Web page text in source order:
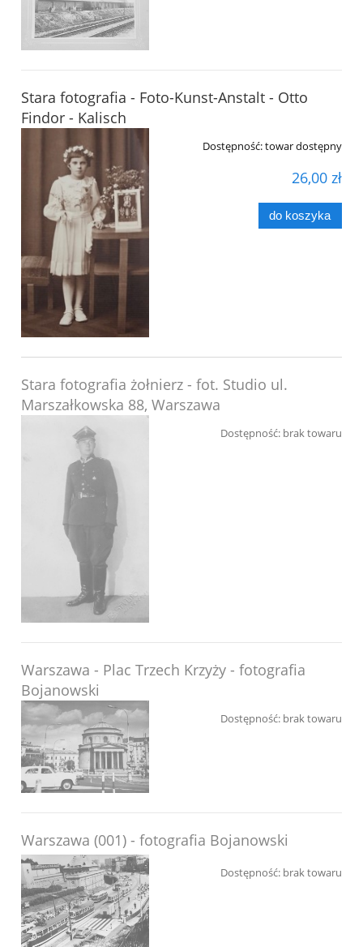
Stara fotografia - Foto-Kunst-Anstalt - Otto
Findor - Kalisch
Dostępność:towar dostępny
26,00 zł
do koszyka
Stara fotografia żołnierz - fot. Studio ul.
Marszałkowska 88, Warszawa
Dostępność: brak towaru
Warszawa - Plac Trzech Krzyży - fotografia
Bojanowski
Dostępność: brak towaru
Warszawa (001) - fotografia Bojanowski
Dostępność: brak towaru